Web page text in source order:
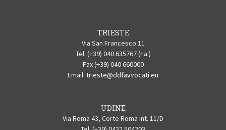
TRIESTE
Via San Francesco 11
Tel. (+39) 040 635767 (r.a.)
Fax (+39) 040 660000
Email: trieste@ddfavvocati.eu
UDINE
Via Roma 43, Corte Roma int. 11/D